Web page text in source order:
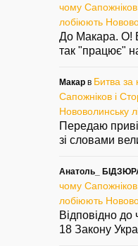
чому
лобіюють
До Макара. О!
так "працює"
Макар в Битва за
Сапожніков і
Нововолинську
Передаю
зі словами
Анатоль_
чому
лобіюють
Відповідно до
18 Закону Укра